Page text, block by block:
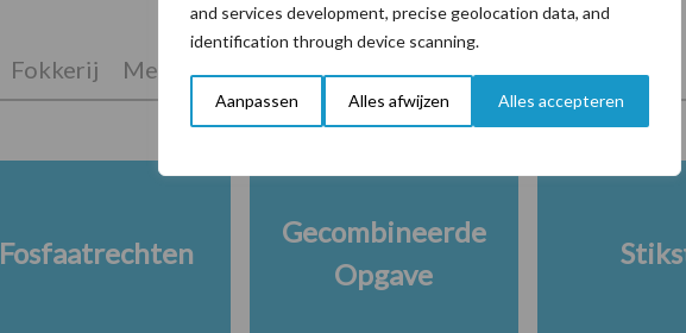
and services development, precise geolocation data, and
identification through device scanning.
Aanpassen Alles afwijzen Alles accepteren
Fokkerij Melkveebedrijf Veevoer Wet en regelgeving
Fosfaatrechten
Gecombineerde
Opgave